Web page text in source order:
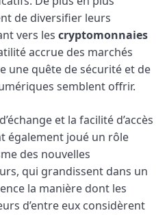
de diversifier leurs
vers les cryptomonnaies
accrue des marchés
une quête de sécurité et de
semblent offrir.
et la facilité d’accès
également joué un rôle
des nouvelles
qui grandissent dans un
la manière dont les
d’entre eux considèrent